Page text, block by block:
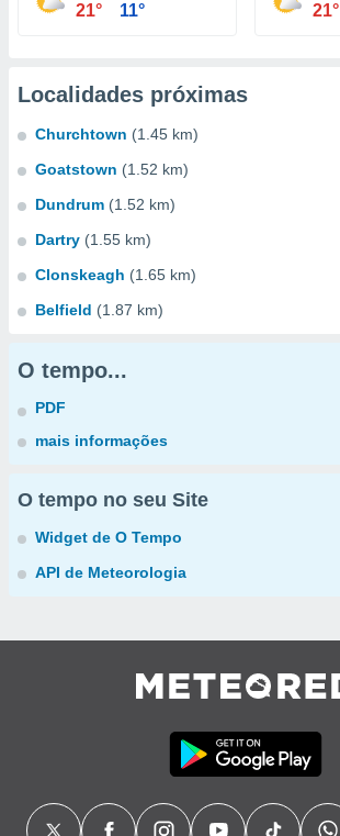
21° 11° 21°
Localidades próximas
Churchtown (1.45 km)
Goatstown (1.52 km)
Dundrum (1.52 km)
Dartry (1.55 km)
Clonskeagh (1.65 km)
Belfield (1.87 km)
O tempo...
PDF
mais informações
O tempo no seu Site
Widget de O Tempo
API de Meteorologia